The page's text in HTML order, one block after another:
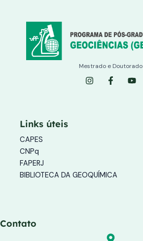
Mestrado e Doutorado
I
n
F
a
Y
o
Links úteis
CAPES
CNPq
FAPERJ
BIBLIOTECA DA GEOQUÍMICA
Contato